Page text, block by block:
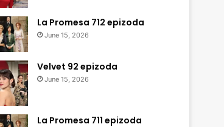
La Promesa 712 epizoda
June 15, 2026
Velvet 92 epizoda
June 15, 2026
La Promesa 711 epizoda